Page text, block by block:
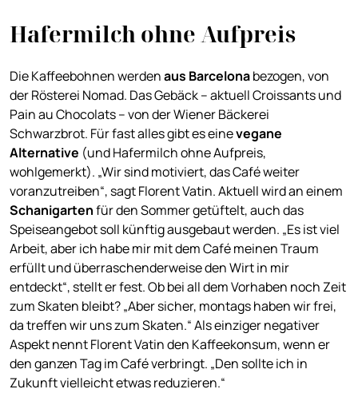
Hafermilch ohne Aufpreis
Die Kaffeebohnen werdenaus Barcelonabezogen, von
der Rösterei Nomad. Das Gebäck – aktuell Croissants und
Pain au Chocolats – von der Wiener Bäckerei
Schwarzbrot. Für fast alles gibt es einevegane
Alternative (und Hafermilch ohne Aufpreis,
wohlgemerkt). „Wir sind motiviert, das Café weiter
voranzutreiben“, sagt Florent Vatin. Aktuell wird an einem
Schanigartenfür den Sommer getüftelt, auch das
Speiseangebot soll künftig ausgebaut werden. „Es ist viel
Arbeit, aber ich habe mir mit dem Café meinen Traum
erfüllt und überraschenderweise den Wirt in mir
entdeckt“, stellt er fest. Ob bei all dem Vorhaben noch Zeit
zum Skaten bleibt? „Aber sicher, montags haben wir frei,
da treffen wir uns zum Skaten.“ Als einziger negativer
Aspekt nennt Florent Vatin den Kaffeekonsum, wenn er
den ganzen Tag im Café verbringt. „Den sollte ich in
Zukunft vielleicht etwas reduzieren.“